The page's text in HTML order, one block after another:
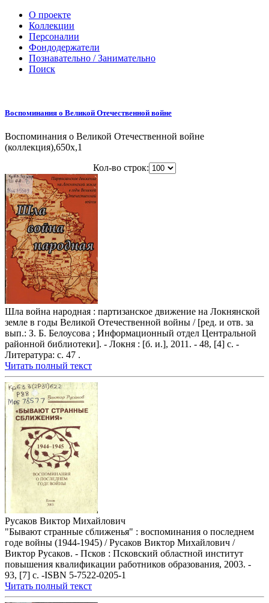
О проекте
Коллекции
Персоналии
Фондодержатели
Познавательно / Занимательно
Поиск
Воспоминания о Великой Отечественной войне
Воспоминания о Великой Отечественной войне
(коллекция),650x,1
Кол-во строк:
Шла война народная : партизанское движение на Локнянской
земле в годы Великой Отечественной войны / [ред. и отв. за
вып.: З. Б. Белоусова ; Информационный отдел Центральной
районной библиотеки]. - Локня : [б. и.], 2011. - 48, [4] с. -
Литература: с. 47 .
Читать полный текст
Русаков Виктор Михайлович
"Бывают странные сближенья" : воспоминания о последнем
годе войны (1944-1945) / Русаков Виктор Михайлович /
Виктор Русаков. - Псков : Псковский областной институт
повышения квалификации работников образования, 2003. -
93, [7] с. -ISBN 5-7522-0205-1
Читать полный текст